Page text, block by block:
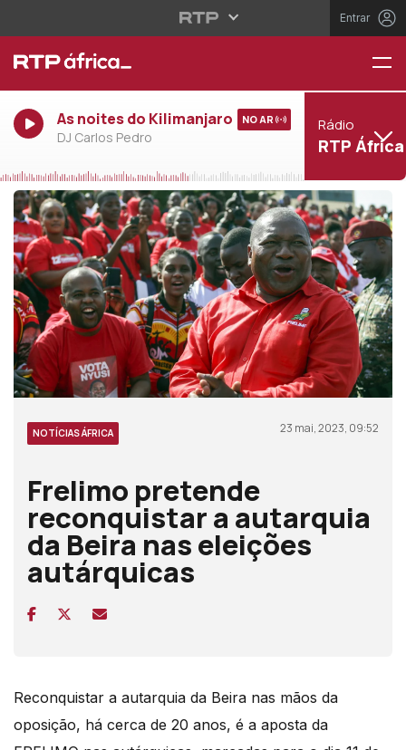
Entrar
As noites do Kilimanjaro
DJ Carlos Pedro
NO AR Rádio
RTP África
NOTÍCIAS ÁFRICA 23 mai, 2023, 09:52
Frelimo pretende
reconquistar a autarquia
da Beira nas eleições
autárquicas
Reconquistar a autarquia da Beira nas mãos da
oposição, há cerca de 20 anos, é a aposta da